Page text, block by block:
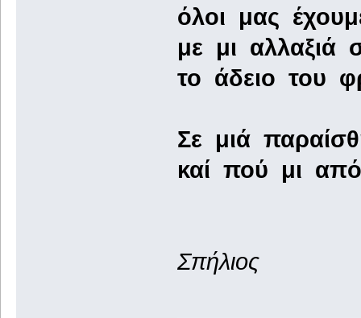
όλοι μας
με μι αλλαξιά
το άδειο του
Σε μιά
καί πού μι
Σπήλιος